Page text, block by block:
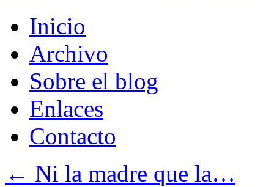
Inicio
Archivo
Sobre el blog
Enlaces
Contacto
← Ni la madre que la…